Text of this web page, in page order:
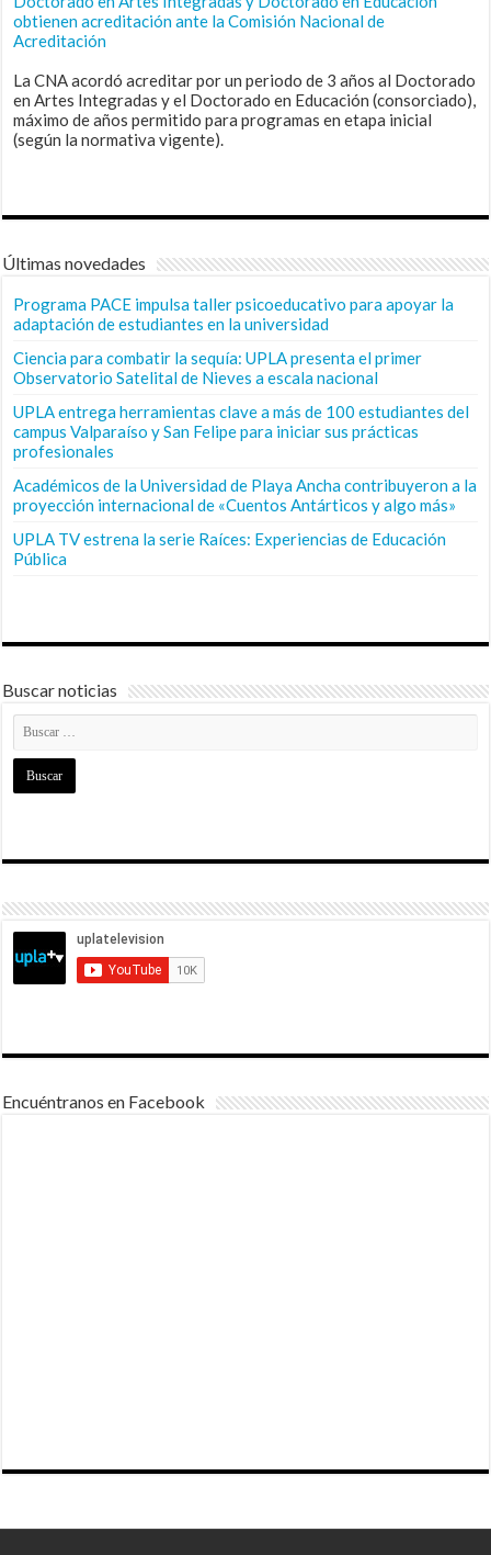
obtienen acreditación ante la Comisión Nacional de
Acreditación
La CNA acordó acreditar por un periodo de 3 años al Doctorado
en Artes Integradas y el Doctorado en Educación (consorciado),
máximo de años permitido para programas en etapa inicial
(según la normativa vigente).
Últimas novedades
Programa PACE impulsa taller psicoeducativo para apoyar la
adaptación de estudiantes en la universidad
Ciencia para combatir la sequía: UPLA presenta el primer
Observatorio Satelital de Nieves a escala nacional
UPLA entrega herramientas clave a más de 100 estudiantes del
campus Valparaíso y San Felipe para iniciar sus prácticas
profesionales
Académicos de la Universidad de Playa Ancha contribuyeron a la
proyección internacional de «Cuentos Antárticos y algo más»
UPLA TV estrena la serie Raíces: Experiencias de Educación
Pública
Buscar noticias
Encuéntranos en Facebook